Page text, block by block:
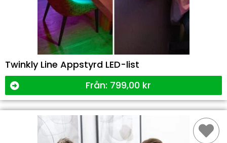
Twinkly Line Appstyrd LED-list
Från: 799,00 kr